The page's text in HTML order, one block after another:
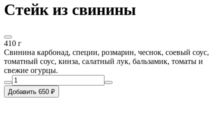
Стейк из свинины
410 г
Свинина карбонад, специи, розмарин, чеснок, соевый соус,
томатный соус, кинза, салатный лук, бальзамик, томаты и
свежие огурцы.
Добавить 650 ₽